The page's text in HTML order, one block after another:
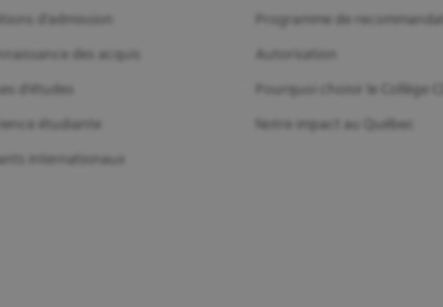
d'admission
des acquis
d'études
étudiante
internationaux
Programme de
Autorisation
Pourquoi choisir le Collège
Notre impact au Québec